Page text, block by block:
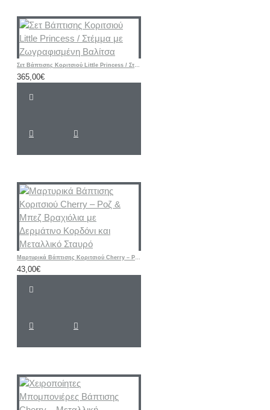
Σετ Βάπτισης Κοριτσιού Little Princess / Στέμμα με Ζωγραφισμένη Βαλίτσα
365,00€
Μαρτυρικά Βάπτισης Κοριτσιού Cherry – Ροζ & Μπεζ Βραχιόλια με Δερμάτινο Κορδόνι και Μεταλλικό Σταυρό
43,00€